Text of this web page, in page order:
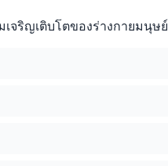
จริญเติบโตของร่างกายมนุษย์